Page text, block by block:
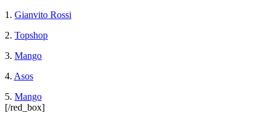
1. Gianvito Rossi
2. Topshop
3. Mango
4. Asos
5. Mango
[/red_box]